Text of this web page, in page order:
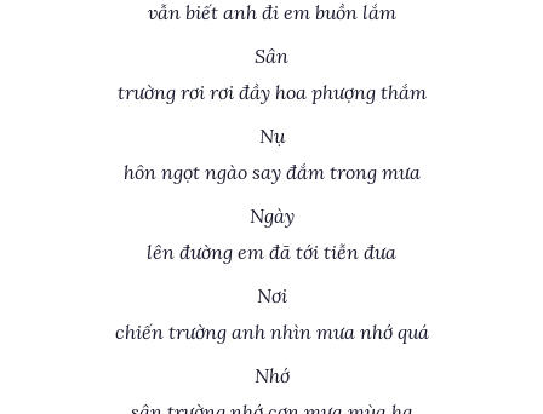
vẫn biết anh đi em buồn lắm
Sân
trường rơi rơi đầy hoa phượng thắm
Nụ
hôn ngọt ngào say đắm trong mưa
Ngày
lên đường em đã tới tiễn đưa
Nơi
chiến trường anh nhìn mưa nhớ quá
Nhớ